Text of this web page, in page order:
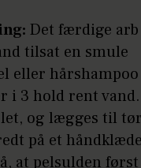
Det færdige arb
tilsat en smule
eller
i 3 hold rent vand.
og lægges til
på et
at pelsulden